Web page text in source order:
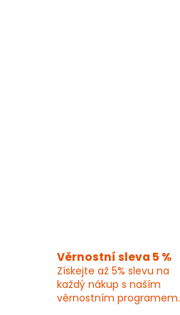
Věrnostní sleva 5 %
Získejte až 5% slevu na
každý nákup s naším
věrnostním programem.